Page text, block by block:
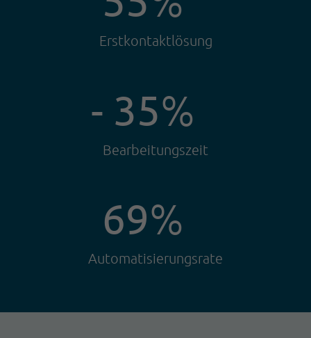
Erstkontaktlösung
- 35%
Bearbeitungszeit
69%
Automatisierungsrate